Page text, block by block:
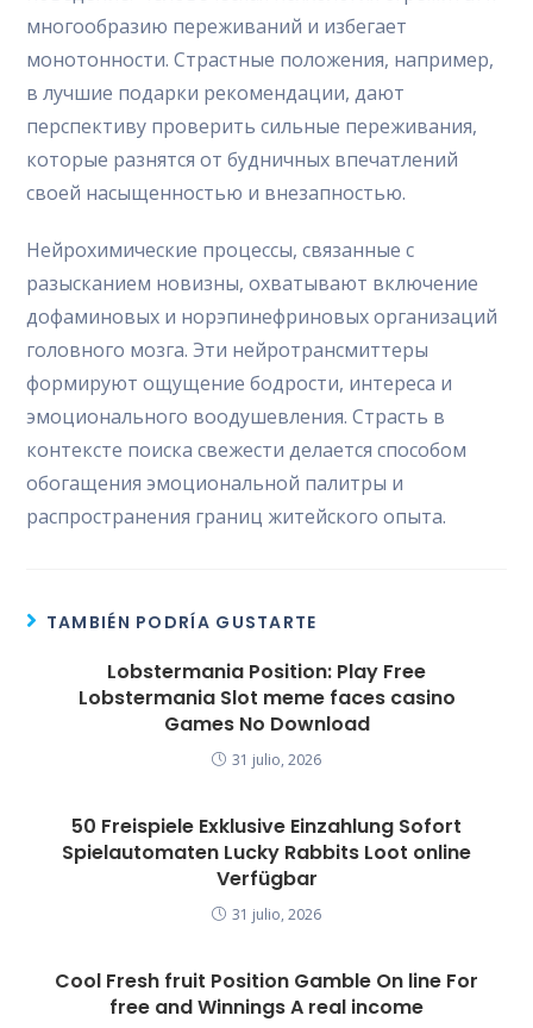
многообразию переживаний и избегает
монотонности. Страстные положения, например,
в лучшие подарки рекомендации, дают
перспективу проверить сильные переживания,
которые разнятся от будничных впечатлений
своей насыщенностью и внезапностью.
Нейрохимические процессы, связанные с
разысканием новизны, охватывают включение
дофаминовых и норэпинефриновых организаций
головного мозга. Эти нейротрансмиттеры
формируют ощущение бодрости, интереса и
эмоционального воодушевления. Страсть в
контексте поиска свежести делается способом
обогащения эмоциональной палитры и
распространения границ житейского опыта.
TAMBIÉN PODRÍA GUSTARTE
Lobstermania Position: Play Free
Lobstermania Slot meme faces casino
Games No Download
31 julio, 2026
50 Freispiele Exklusive Einzahlung Sofort
Spielautomaten Lucky Rabbits Loot online
Verfügbar
31 julio, 2026
Cool Fresh fruit Position Gamble On line For
free and Winnings A real income